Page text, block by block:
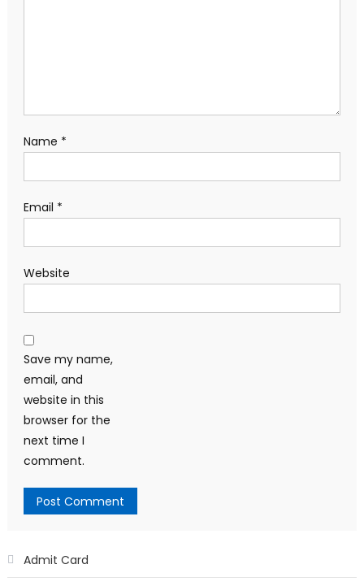
Name *
Email *
Website
Save my name,
email, and
website in this
browser for the
next time I
comment.
Admit Card